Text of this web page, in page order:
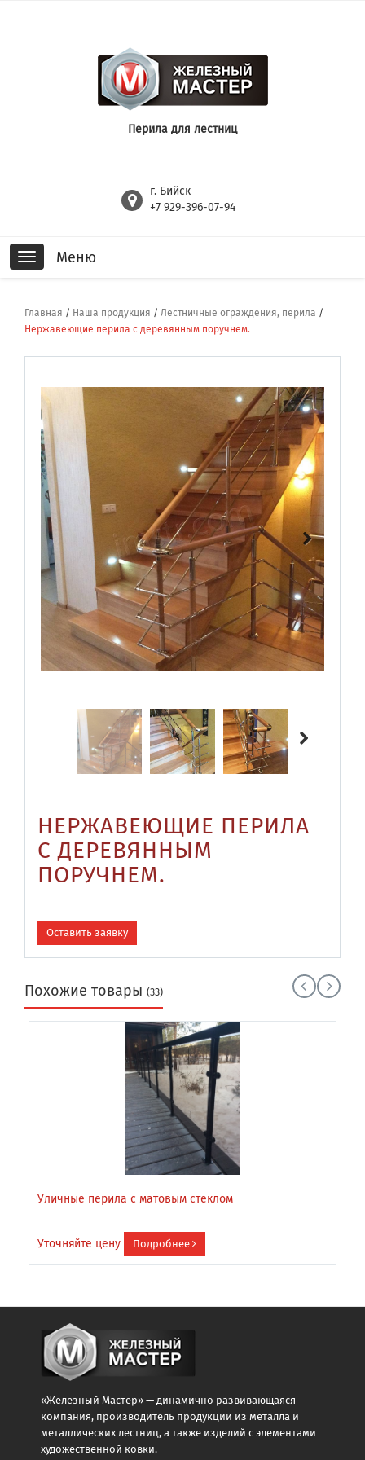
Перила для лестниц
г. Бийск
+7 929-396-07-94
Toggle
navigation
Меню
Главная / Наша продукция / Лестничные ограждения, перила /
Нержавеющие перила с деревянным поручнем.
НЕРЖАВЕЮЩИЕ ПЕРИЛА
С ДЕРЕВЯННЫМ
ПОРУЧНЕМ.
Оставить заявку
Похожие товары (33)
Уличные перила с матовым стеклом
Уточняйте цену Подробнее
«Железный Мастер» — динамично развивающаяся
компания, производитель продукции из металла и
металлических лестниц, а также изделий с элементами
художественной ковки.